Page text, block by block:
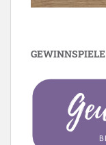
GEWINNSPIELE